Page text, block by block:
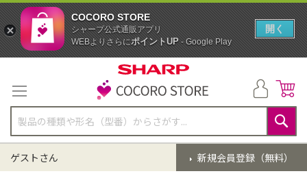
テ
ン
ツ
に
ス
キ
ッ
検
索
新規会員登録（無料）
ゲストさん
COCORO STORE
シャープ公式通販アプリ
WEBよりさらにポイントUP- Google Play
開く